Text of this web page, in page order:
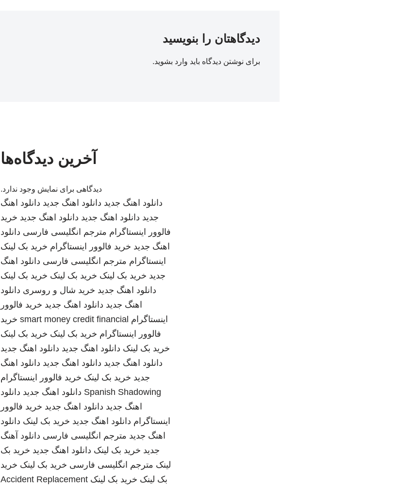
دیدگاهتان را بنویسید
برای نوشتن دیدگاه باید وارد بشوید.
آخرین دیدگاه‌ها
دیدگاهی برای نمایش وجود ندارد.
دانلود اهنگ جدید دانلود اهنگ جدید دانلود اهنگ
جدید دانلود اهنگ جدید دانلود اهنگ جدید خرید
فالوور اینستاگرام مترجم انگلیسی فارسی دانلود
اهنگ جدید خرید فالوور اینستاگرام خرید بک لینک
اینستاگرام مترجم انگلیسی فارسی دانلود اهنگ
جدید خرید بک لینک خرید بک لینک خرید بک لینک
دانلود اهنگ جدید خرید شال و روسری دانلود
اهنگ جدید دانلود اهنگ جدید خرید فالوور
اینستاگرام smart money credit financial خرید
فالوور اینستاگرام خرید بک لینک خرید بک لینک
خرید بک لینک دانلود اهنگ جدید دانلود اهنگ جدید
دانلود اهنگ جدید دانلود اهنگ جدید دانلود اهنگ
جدید خرید بک لینک خرید فالوور اینستاگرام
Spanish Shadowing دانلود اهنگ جدید دانلود
اهنگ جدید دانلود اهنگ جدید خرید فالوور
اینستاگرام دانلود اهنگ جدید خرید بک لینک دانلود
اهنگ جدید مترجم انگلیسی فارسی دانلود آهنگ
جدید خرید بک لینک دانلود اهنگ جدید خرید بک
لینک مترجم انگلیسی فارسی خرید بک لینک خرید
بک لینک خرید بک لینک Accident Replacement